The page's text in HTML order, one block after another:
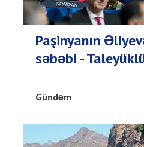
Paşinyanın
səbəbi -
Gündəm